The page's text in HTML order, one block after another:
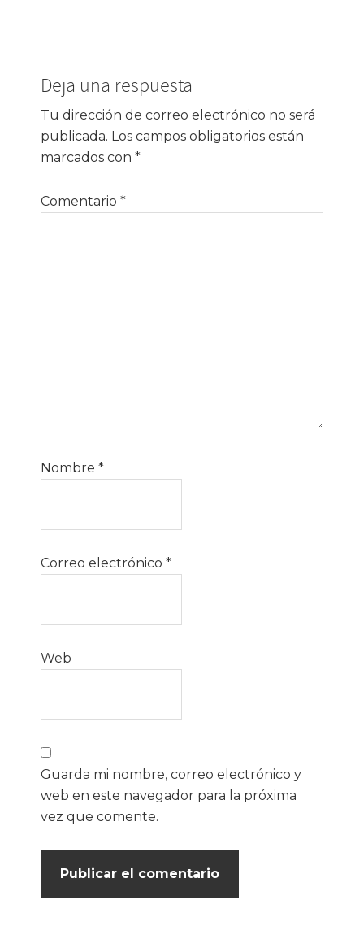
con
lectores
Deja una respuesta
Tu dirección de correo electrónico no será
publicada. Los campos obligatorios están
marcados con *
Comentario *
Nombre *
Correo electrónico *
Web
Guarda mi nombre, correo electrónico y
web en este navegador para la próxima
vez que comente.